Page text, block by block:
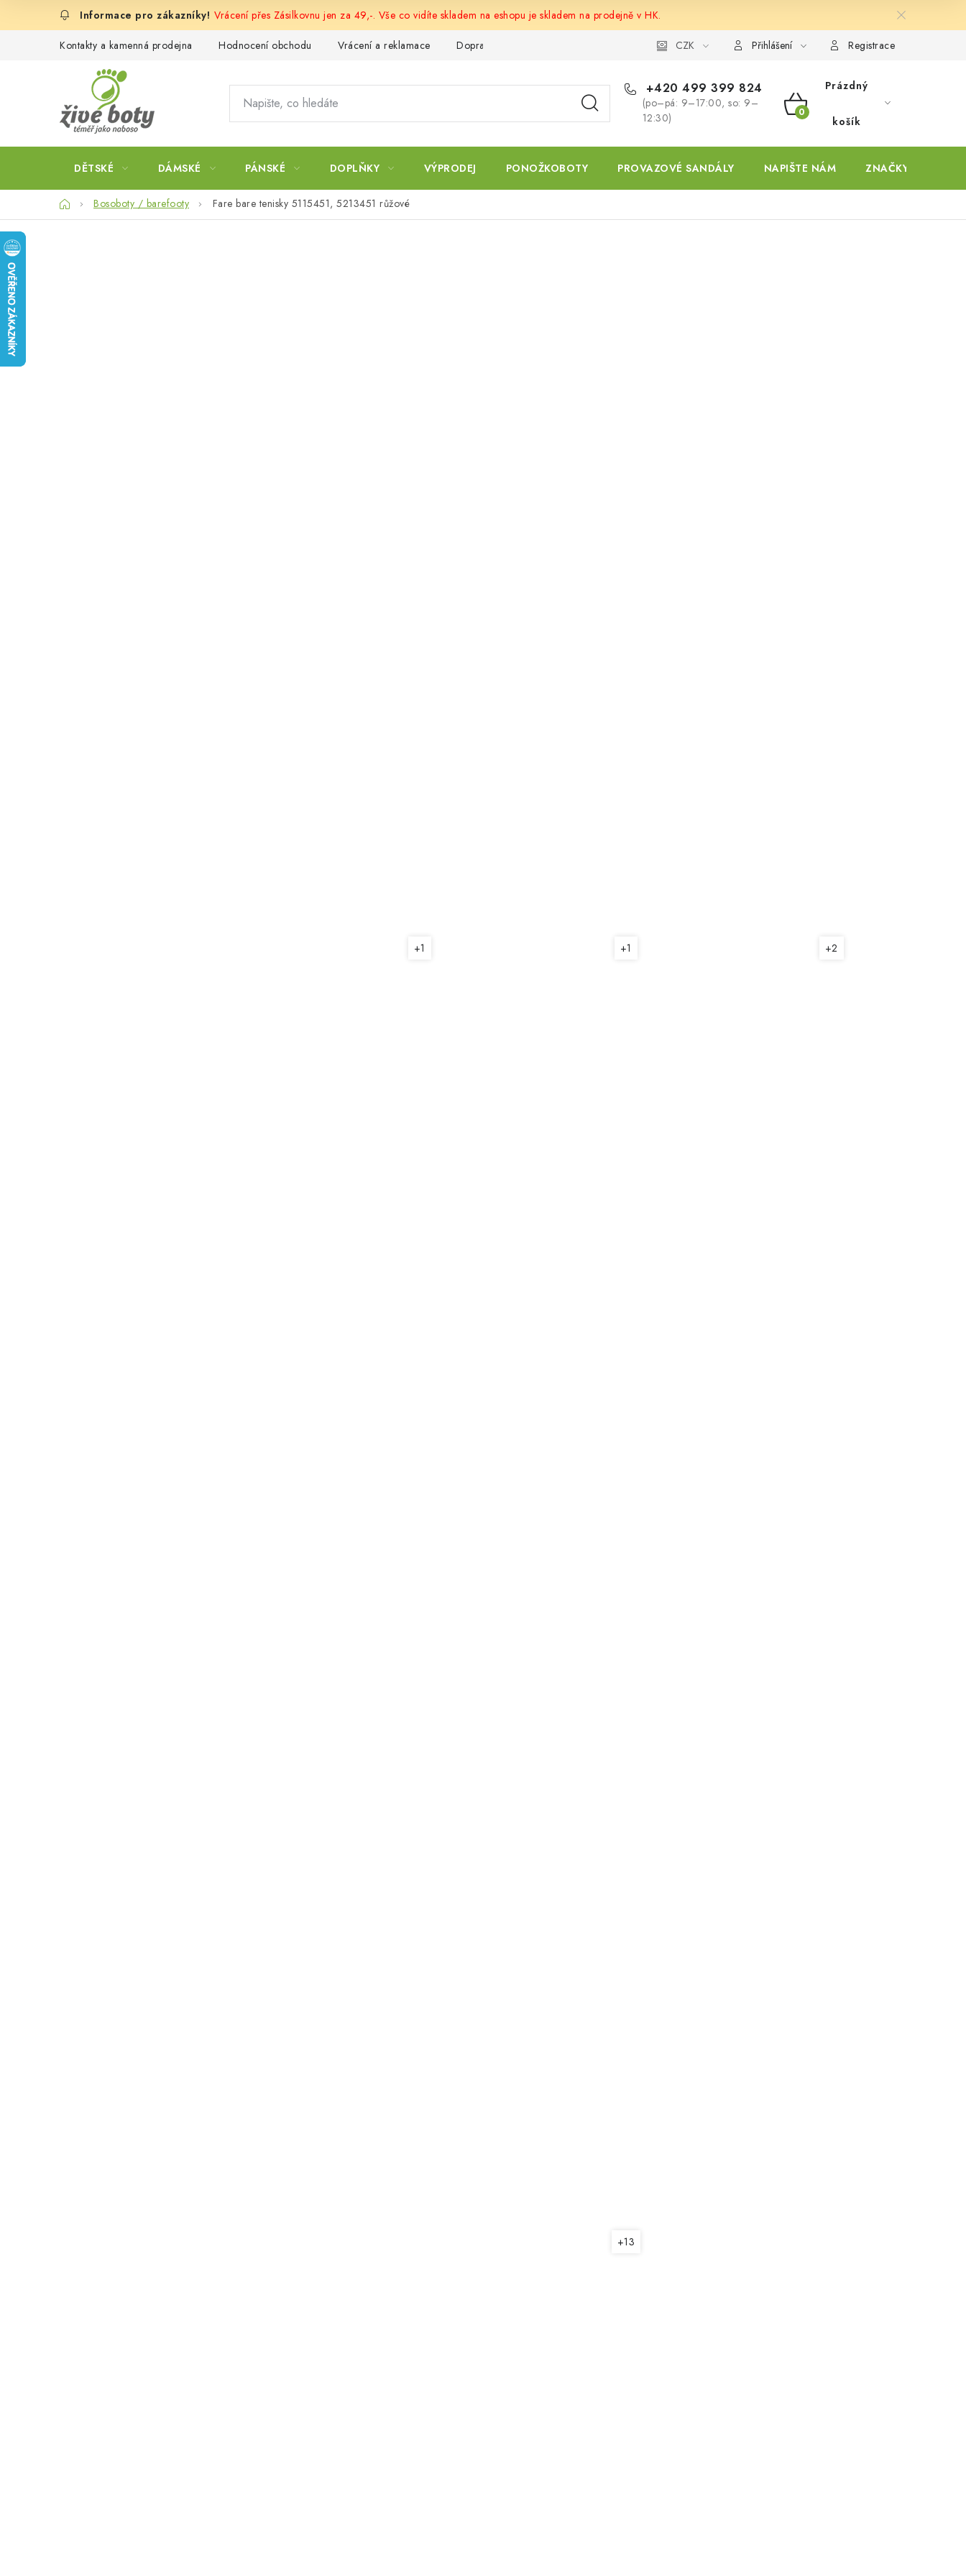
Vrácení přes Zásilkovnu jen za 49,-. Vše co vidíte skladem na eshopu je skladem na prodejně v HK.
Kontakty a kamenná prodejna Hodnocení obchodu Vrácení a reklamace Doprava a platba CZK Přihlášení Registrace
+420 499 399 824
(po–pá: 9–17:00, so: 9–
12:30)
NÁKUPNÍ
KOŠÍK
Prázdný
košík
DĚTSKÉ DÁMSKÉ PÁNSKÉ DOPLŇKY VÝPRODEJ PONOŽKOBOTY PROVAZOVÉ SANDÁLY NAPIŠTE NÁM ZNAČKY
DomůBosoboty / barefooty Fare bare tenisky 5115451, 5213451 růžové